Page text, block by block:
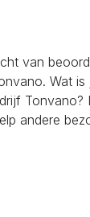
van
Wat
Tonvano?
andere